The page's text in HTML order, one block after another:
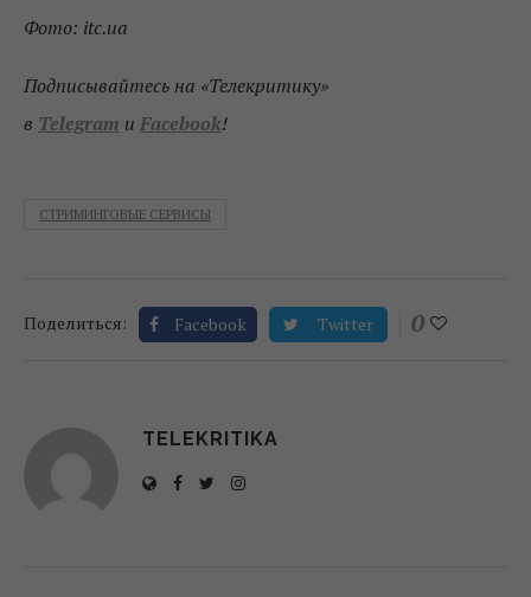
Фото: itc.ua
Подписывайтесь на «Телекритику»
в Telegram и Facebook!
СТРИМИНГОВЫЕ СЕРВИСЫ
Поделиться: Facebook Twitter 0
TELEKRITIKA